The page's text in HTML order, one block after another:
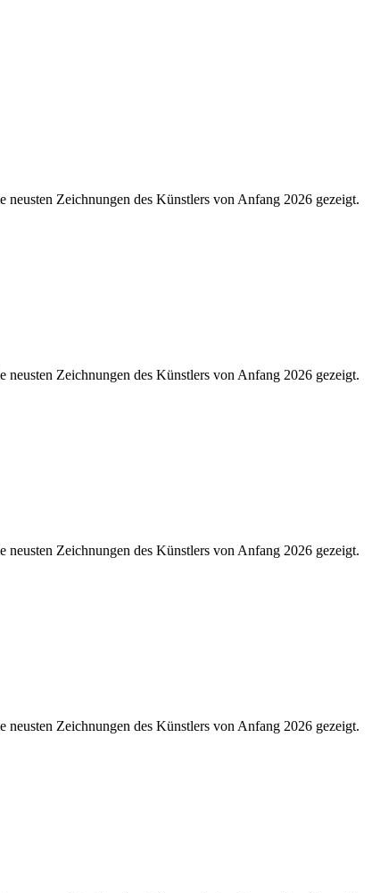
Zeichnungen des Künstlers von Anfang 2026 gezeigt.
Zeichnungen des Künstlers von Anfang 2026 gezeigt.
Zeichnungen des Künstlers von Anfang 2026 gezeigt.
Zeichnungen des Künstlers von Anfang 2026 gezeigt.